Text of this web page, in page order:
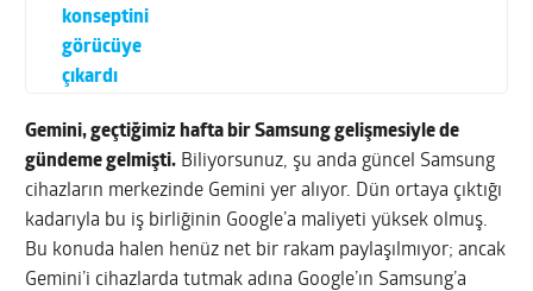
konseptini
görücüye
çıkardı
Gemini, geçtiğimiz hafta bir Samsung gelişmesiyle de
gündeme gelmişti. Biliyorsunuz, şu anda güncel Samsung
cihazların merkezinde Gemini yer alıyor. Dün ortaya çıktığı
kadarıyla bu iş birliğinin Google’a maliyeti yüksek olmuş.
Bu konuda halen henüz net bir rakam paylaşılmıyor; ancak
Gemini’i cihazlarda tutmak adına Google’ın Samsung’a